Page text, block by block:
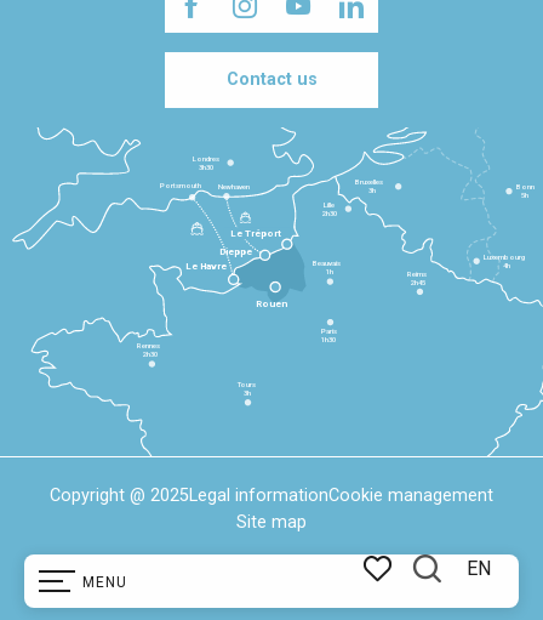
MENU
Voir les favoris
Search
EN
Contact us
Le Havre
Dieppe
Le Tréport
Rennes
2h30
Tours
3h
Paris
1h30
Beauvais
1h
Reims
2h45
Lille
2h30
Bruxelles
3h
Londres
3h30
Newhaven
Portsmouth
Bonn
5h
Luxembourg
4h
Rouen
Copyright @ 2025Legal informationCookie management
Site map